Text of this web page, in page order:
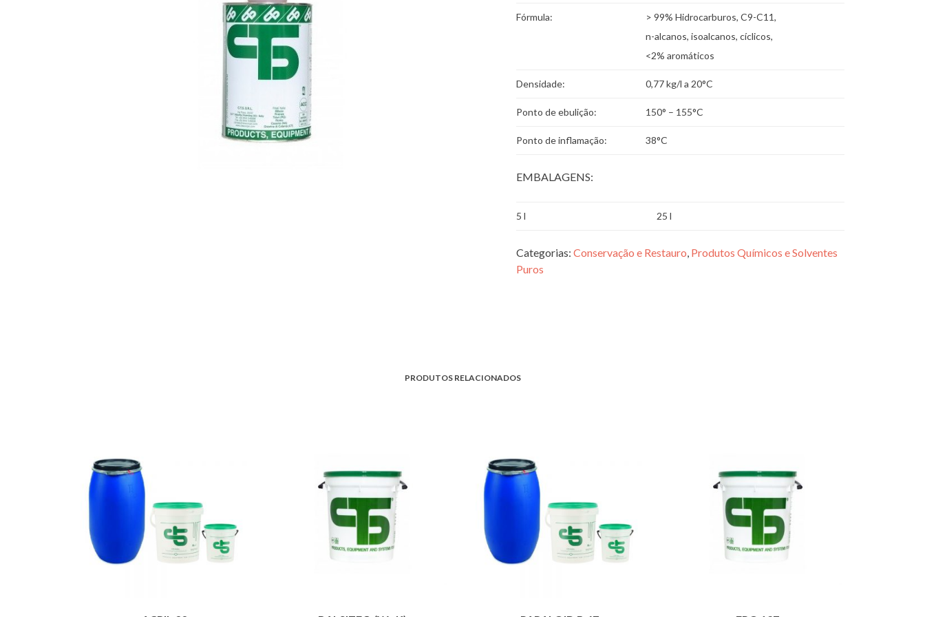
Fórmula:
> 99% Hidrocarburos, C9-C11,
n-alcanos, isoalcanos, cíclicos,
<2% aromáticos
Densidade: 0,77 kg/l a 20°C
Ponto de ebulição: 150° – 155°C
Ponto de inflamação: 38°C
EMBALAGENS:
5 l 25 l
Categorias: Conservação e Restauro, Produtos Químicos e Solventes
Puros
PRODUTOS RELACIONADOS